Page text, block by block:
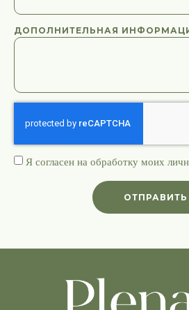
ДОПОЛНИТЕЛЬНАЯ
Я согласен на обработку моих
ОТПРАВИТЬ